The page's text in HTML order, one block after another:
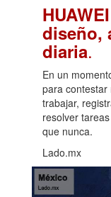
diseño,
diaria.
En un
para contestar
trabajar,
resolver
que nunca.
Lado.mx